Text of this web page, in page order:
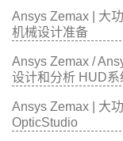
Ansys Zemax | 大
机械设计准备
Ansys Zemax /
设计和分析 HUD系
Ansys Zemax | 大
OpticStudio